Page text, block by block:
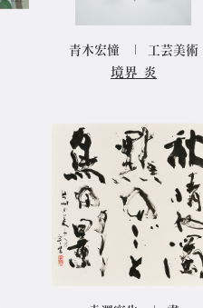
青木宏憧 工芸美術
境界 炎